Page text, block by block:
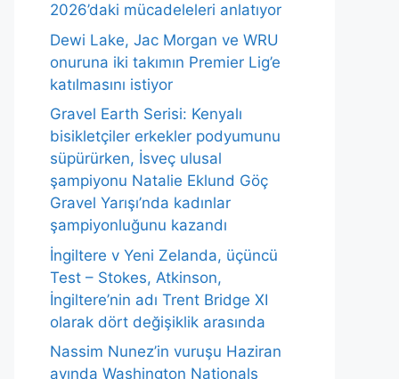
2026’daki mücadeleleri anlatıyor
Dewi Lake, Jac Morgan ve WRU
onuruna iki takımın Premier Lig’e
katılmasını istiyor
Gravel Earth Serisi: Kenyalı
bisikletçiler erkekler podyumunu
süpürürken, İsveç ulusal
şampiyonu Natalie Eklund Göç
Gravel Yarışı’nda kadınlar
şampiyonluğunu kazandı
İngiltere v Yeni Zelanda, üçüncü
Test – Stokes, Atkinson,
İngiltere’nin adı Trent Bridge XI
olarak dört değişiklik arasında
Nassim Nunez’in vuruşu Haziran
ayında Washington Nationals